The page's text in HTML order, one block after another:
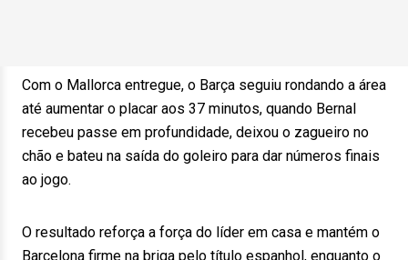
Com o Mallorca entregue, o Barça seguiu rondando a área
até aumentar o placar aos 37 minutos, quando Bernal
recebeu passe em profundidade, deixou o zagueiro no
chão e bateu na saída do goleiro para dar números finais
ao jogo.
O resultado reforça a força do líder em casa e mantém o
Barcelona firme na briga pelo título espanhol, enquanto o